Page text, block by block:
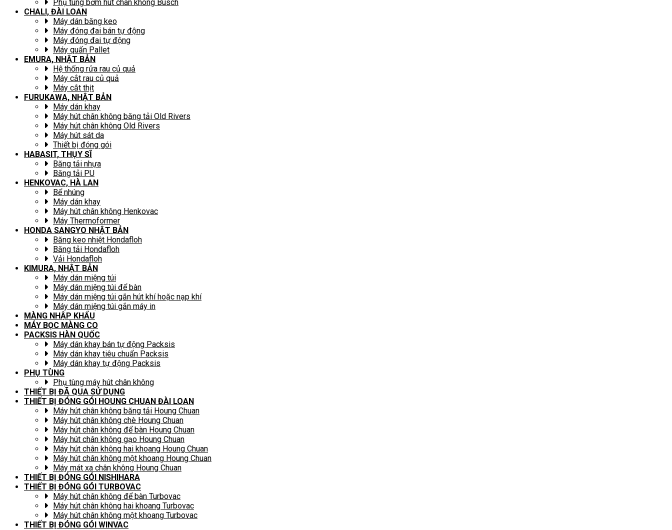
Phụ tùng bơm hút chân không Busch
CHALI, ĐÀI LOAN
Máy dán băng keo
Máy đóng đai bán tự động
Máy đóng đai tự động
Máy quấn Pallet
EMURA, NHẬT BẢN
Hệ thống rửa rau củ quả
Máy cắt rau củ quả
Máy cắt thịt
FURUKAWA, NHẬT BẢN
Máy dán khay
Máy hút chân không băng tải Old Rivers
Máy hút chân không Old Rivers
Máy hút sát da
Thiết bị đóng gói
HABASIT, THỤY SĨ
Băng tải nhựa
Băng tải PU
HENKOVAC, HÀ LAN
Bể nhúng
Máy dán khay
Máy hút chân không Henkovac
Máy Thermoformer
HONDA SANGYO NHẬT BẢN
Băng keo nhiệt Hondafloh
Băng tải Hondafloh
Vải Hondafloh
KIMURA, NHẬT BẢN
Máy dán miệng túi
Máy dán miệng túi để bàn
Máy dán miệng túi gắn hút khí hoặc nạp khí
Máy dán miệng túi gắn máy in
MÀNG NHẬP KHẨU
MÁY BỌC MÀNG CO
PACKSIS HÀN QUỐC
Máy dán khay bán tự động Packsis
Máy dán khay tiêu chuẩn Packsis
Máy dán khay tự động Packsis
PHỤ TÙNG
Phụ tùng máy hút chân không
THIẾT BỊ ĐÃ QUA SỬ DỤNG
THIẾT BỊ ĐÓNG GÓI HOUNG CHUAN ĐÀI LOAN
Máy hút chân không băng tải Houng Chuan
Máy hút chân không chè Houng Chuan
Máy hút chân không để bàn Houng Chuan
Máy hút chân không gạo Houng Chuan
Máy hút chân không hai khoang Houng Chuan
Máy hút chân không một khoang Houng Chuan
Máy mát xa chân không Houng Chuan
THIẾT BỊ ĐÓNG GÓI NISHIHARA
THIẾT BỊ ĐÓNG GÓI TURBOVAC
Máy hút chân không để bàn Turbovac
Máy hút chân không hai khoang Turbovac
Máy hút chân không một khoang Turbovac
THIẾT BỊ ĐÓNG GÓI WINVAC